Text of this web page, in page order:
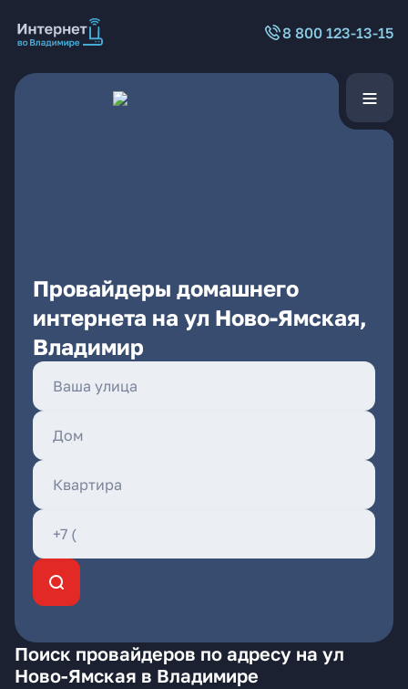
8 800 123-13-15
Провайдеры домашнего
интернета на ул Ново-Ямская,
Владимир
Поиск провайдеров по адресу на ул
Ново-Ямская в Владимире